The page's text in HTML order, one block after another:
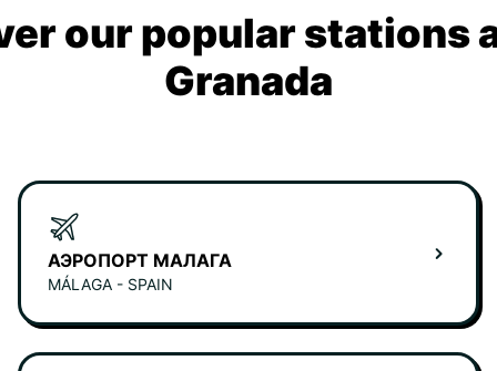
our popular stations
Granada
АЭРОПОРТ МАЛАГА
MÁLAGA - SPAIN